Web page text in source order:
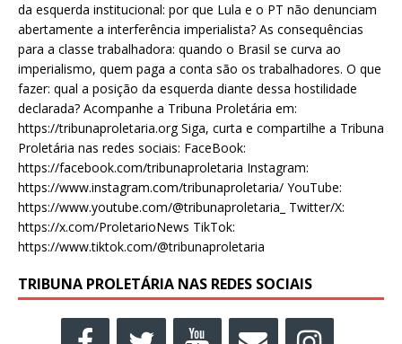
da esquerda institucional: por que Lula e o PT não denunciam
abertamente a interferência imperialista? As consequências
para a classe trabalhadora: quando o Brasil se curva ao
imperialismo, quem paga a conta são os trabalhadores. O que
fazer: qual a posição da esquerda diante dessa hostilidade
declarada? Acompanhe a Tribuna Proletária em:
https://tribunaproletaria.org Siga, curta e compartilhe a Tribuna
Proletária nas redes sociais: FaceBook:
https://facebook.com/tribunaproletaria Instagram:
https://www.instagram.com/tribunaproletaria/ YouTube:
https://www.youtube.com/@tribunaproletaria_ Twitter/X:
https://x.com/ProletarioNews TikTok:
https://www.tiktok.com/@tribunaproletaria
TRIBUNA PROLETÁRIA NAS REDES SOCIAIS